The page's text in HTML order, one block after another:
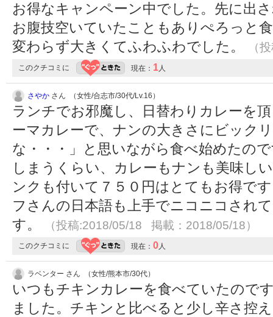
お得なキャンペーン中でした。先に出
お腹技空いていたこともありぺろっと
変わらず大きくてふわふわでした。
（
このクチコミに 現在： 1人
さやか さん （女性/合志市/30代/Lv.16）
ランチでお邪魔し、日替わりカレーを
ーマカレーで、ナンの大きさにビック
な・・・」と思いながら食べ始めたの
しまうくらい、カレーもナンも美味し
ンクも付いて７５０円はとてもお得で
フさんの日本語も上手でニコニコされ
す。
（投稿:2018/05/18 掲載：2018/05/18）
このクチコミに 現在： 0人
ラベンター さん （女性/熊本市/30代）
いつもチキンカレーを食べていたので
ました。チキンと比べると少し辛さ控